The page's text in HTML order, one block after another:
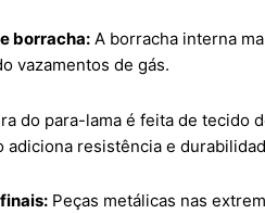
borracha: A borracha interna
vazamentos de gás.
do para-lama é feita de tecido
adiciona resistência e
Peças metálicas nas